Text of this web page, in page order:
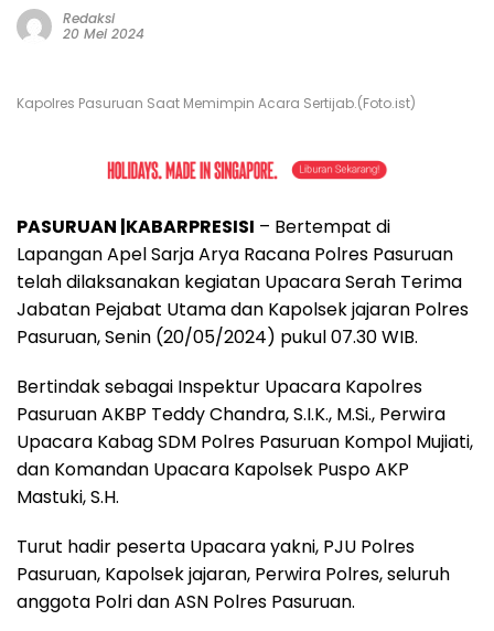
Redaksi
20 Mei 2024
Kapolres Pasuruan Saat Memimpin Acara Sertijab.(Foto.ist)
PASURUAN |KABARPRESISI – Bertempat di
Lapangan Apel Sarja Arya Racana Polres Pasuruan
telah dilaksanakan kegiatan Upacara Serah Terima
Jabatan Pejabat Utama dan Kapolsek jajaran Polres
Pasuruan, Senin (20/05/2024) pukul 07.30 WIB.
Bertindak sebagai Inspektur Upacara Kapolres
Pasuruan AKBP Teddy Chandra, S.I.K., M.Si., Perwira
Upacara Kabag SDM Polres Pasuruan Kompol Mujiati,
dan Komandan Upacara Kapolsek Puspo AKP
Mastuki, S.H.
Turut hadir peserta Upacara yakni, PJU Polres
Pasuruan, Kapolsek jajaran, Perwira Polres, seluruh
anggota Polri dan ASN Polres Pasuruan.